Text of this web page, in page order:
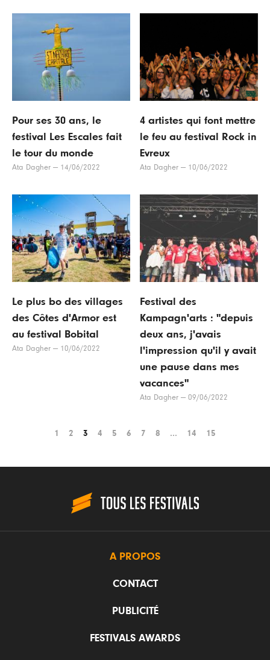
Pour ses 30 ans, le
festival Les Escales fait
le tour du monde
Ata Dagher — 14/06/2022
4 artistes qui font mettre
le feu au festival Rock in
Evreux
Ata Dagher — 10/06/2022
Le plus bo des villages
des Côtes d'Armor est
au festival Bobital
Ata Dagher — 10/06/2022
Festival des
Kampagn'arts : "depuis
deux ans, j'avais
l'impression qu'il y avait
une pause dans mes
vacances"
Ata Dagher — 09/06/2022
1 2 3 4 5 6 7 8 ... 14 15
A PROPOS
CONTACT
PUBLICITÉ
FESTIVALS AWARDS